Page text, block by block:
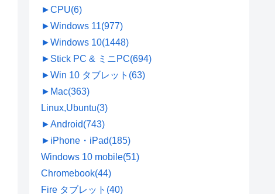
►CPU(6)
►Windows 11(977)
►Windows 10(1448)
► Stick PC & ミニPC(694)
►Win 10 タブレット (63)
► Mac(363)
Linux,Ubuntu(3)
►Android(743)
► iPhone・iPad(185)
Windows 10 mobile(51)
Chromebook(44)
Fire タブレット (40)